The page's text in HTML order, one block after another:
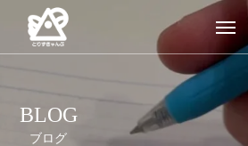
BLOG
ブログ